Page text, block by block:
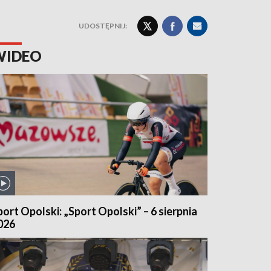
UDOSTĘPNIJ:
Opolski: „Sport Opolski” – 6 sierpnia